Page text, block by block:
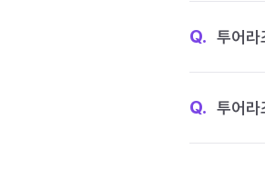
Q. 투어라
Q. 투어라